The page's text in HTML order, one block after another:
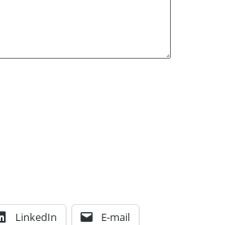
LinkedIn E-mail